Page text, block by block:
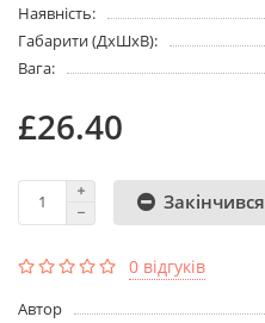
Наявність:
Габарити (ДхШхВ):
Вага:
£26.40
Закінчився
0 відгуків
Aвтор